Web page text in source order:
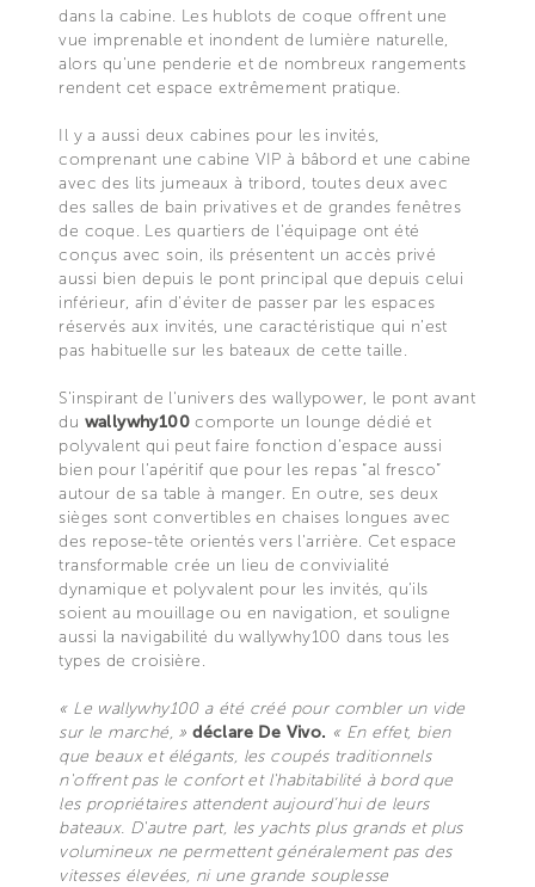
dans la cabine. Les hublots de coque offrent une
vue imprenable et inondent de lumière naturelle,
alors qu'une penderie et de nombreux rangements
rendent cet espace extrêmement pratique.
Il y a aussi deux cabines pour les invités,
comprenant une cabine VIP à bâbord et une cabine
avec des lits jumeaux à tribord, toutes deux avec
des salles de bain privatives et de grandes fenêtres
de coque. Les quartiers de l'équipage ont été
conçus avec soin, ils présentent un accès privé
aussi bien depuis le pont principal que depuis celui
inférieur, afin d'éviter de passer par les espaces
réservés aux invités, une caractéristique qui n’est
pas habituelle sur les bateaux de cette taille.
S'inspirant de l'univers des wallypower, le pont avant
du wallywhy100comporte un lounge dédié et
polyvalent qui peut faire fonction d’espace aussi
bien pour l’apéritif que pour les repas “al fresco”
autour de sa table à manger. En outre, ses deux
sièges sont convertibles en chaises longues avec
des repose-tête orientés vers l'arrière. Cet espace
transformable crée un lieu de convivialité
dynamique et polyvalent pour les invités, qu'ils
soient au mouillage ou en navigation, et souligne
aussi la navigabilité du wallywhy100 dans tous les
types de croisière.
« Le wallywhy100 a été créé pour combler un vide
sur le marché, »déclare De Vivo. « En effet, bien
que beaux et élégants, les coupés traditionnels
n'offrent pas le confort et l'habitabilité à bord que
les propriétaires attendent aujourd’hui de leurs
bateaux. D'autre part, les yachts plus grands et plus
volumineux ne permettent généralement pas des
vitesses élevées, ni une grande souplesse